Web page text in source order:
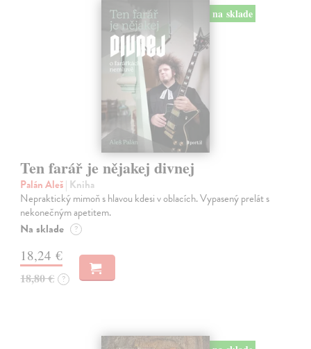
na sklade
Ten farář je nějakej divnej
Palán Aleš| Kniha
Nepraktický mimoň s hlavou kdesi v oblacích. Vypasený prelát s
nekonečným apetitem.
Na sklade ?
18,24 €
18,80 € ?